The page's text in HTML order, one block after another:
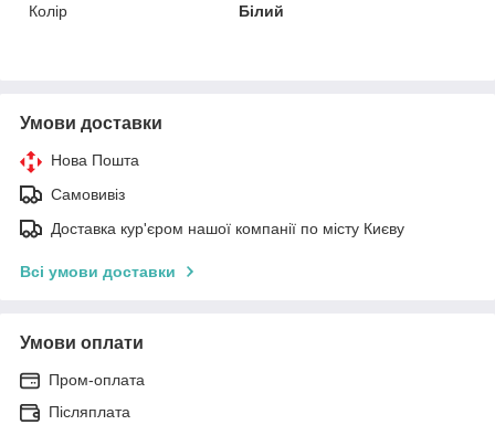
Колір
Білий
Умови доставки
Нова Пошта
Самовивіз
Доставка кур'єром нашої компанії по місту Києву
Всі умови доставки
Умови оплати
Пром-оплата
Післяплата